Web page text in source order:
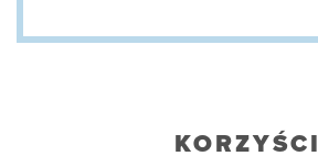
KORZYŚCI